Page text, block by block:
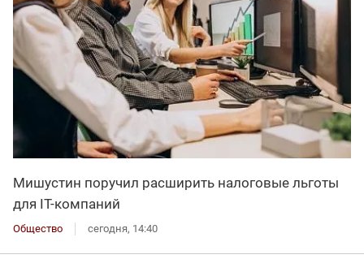
Мишустин поручил расширить налоговые льготы
для IT-компаний
Общество сегодня, 14:40